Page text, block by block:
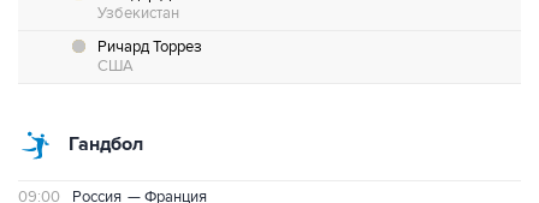
Узбекистан
Ричард Торрез
США
Гандбол
09:00 Россия — Франция